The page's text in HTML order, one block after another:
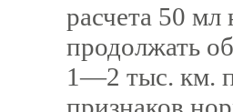
расчета 50
продолжать
1—2 тыс. км.